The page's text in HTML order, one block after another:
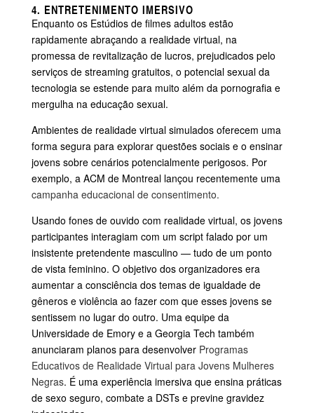
4. ENTRETENIMENTO IMERSIVO
Enquanto os Estúdios de filmes adultos estão
rapidamente abraçando a realidade virtual, na
promessa de revitalização de lucros, prejudicados pelo
serviços de streaming gratuitos, o potencial sexual da
tecnologia se estende para muito além da pornografia e
mergulha na educação sexual.
Ambientes de realidade virtual simulados oferecem uma
forma segura para explorar questões sociais e o ensinar
jovens sobre cenários potencialmente perigosos. Por
exemplo, a ACM de Montreal lançou recentemente uma
campanha educacional de consentimento.
Usando fones de ouvido com realidade virtual, os jovens
participantes interagiam com um script falado por um
insistente pretendente masculino — tudo de um ponto
de vista feminino. O objetivo dos organizadores era
aumentar a consciência dos temas de igualdade de
gêneros e violência ao fazer com que esses jovens se
sentissem no lugar do outro. Uma equipe da
Universidade de Emory e a Georgia Tech também
anunciaram planos para desenvolver Programas
Educativos de Realidade Virtual para Jovens Mulheres
Negras. É uma experiência imersiva que ensina práticas
de sexo seguro, combate a DSTs e previne gravidez